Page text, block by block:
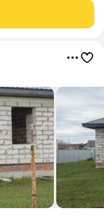
под баню, с